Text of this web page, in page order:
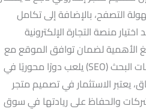
التصفح، بالإضافة إلى تكامل
منصة التجارة الإلكترونية
الأهمية لضمان توافق الموقع مع
جميع الأجهزة وتعزيز تجربة المستخدم. كما أن تحسين محركات البحث (SEO) يلعب دورًا محوريًا في
يعتبر الاستثمار في تصميم متجر
والحفاظ على ريادتها في سوق